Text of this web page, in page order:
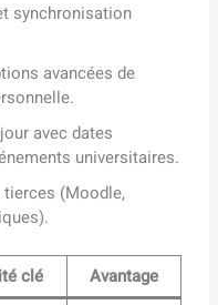
synchronisation
avancées de
avec dates
universitaires.
(Moodle,
clé Avantage